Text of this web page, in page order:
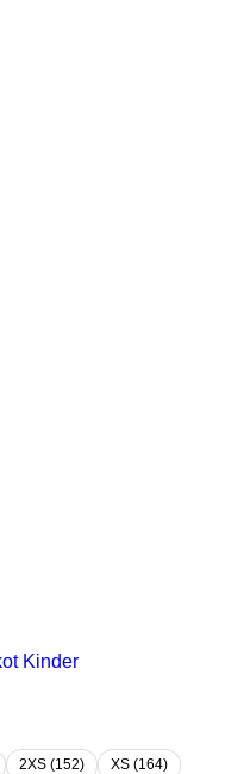
Kinder
2XS (152)
XS (164)